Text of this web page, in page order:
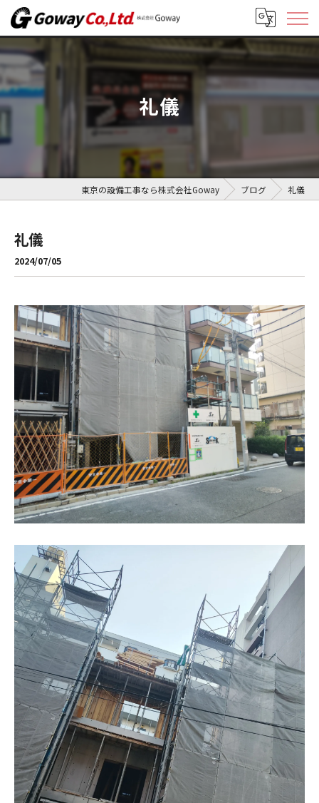
礼儀
東京の設備工事なら株式会社Goway ブログ 礼儀
礼儀
2024/07/05